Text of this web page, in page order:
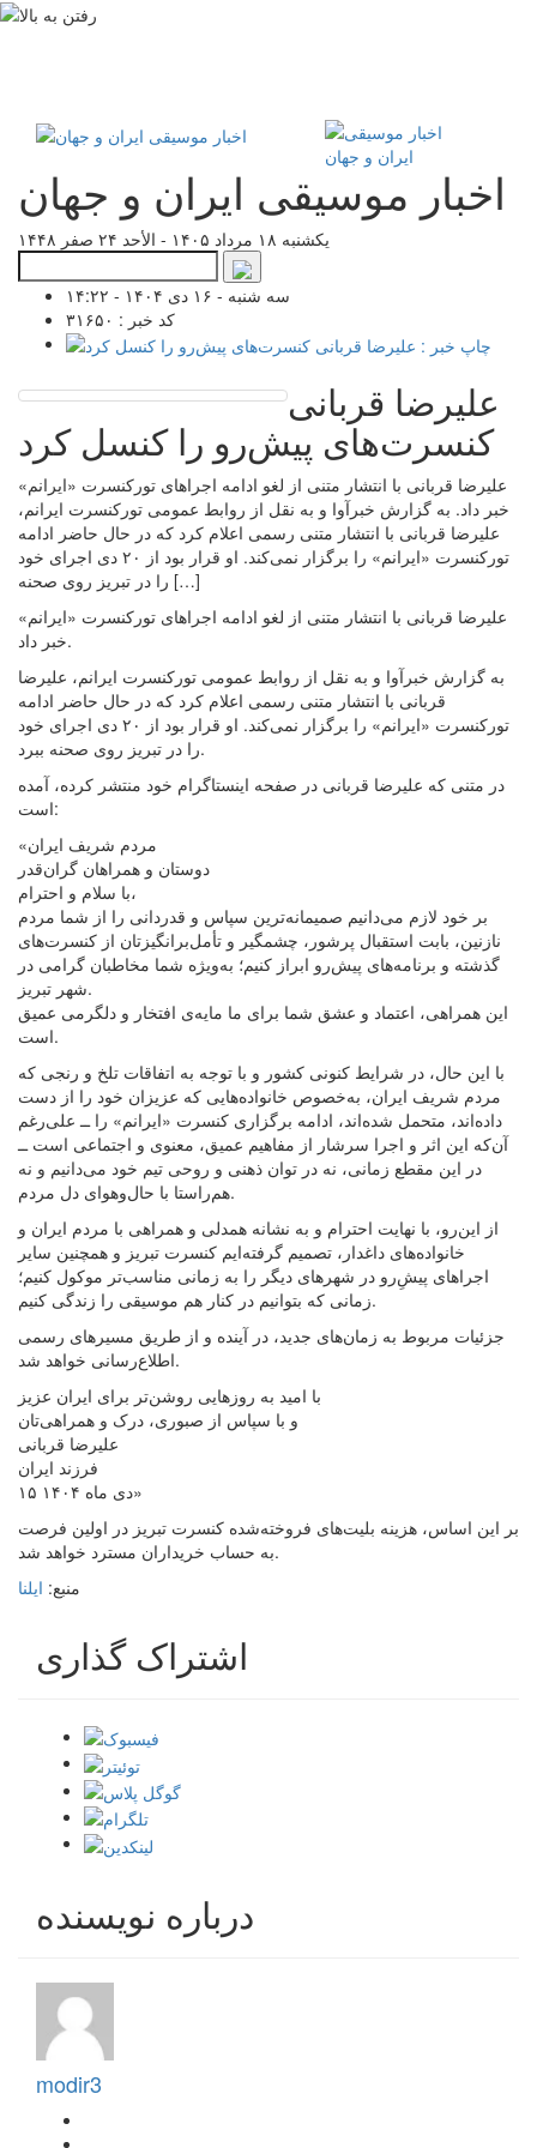
اخبار موسیقی ایران و جهان
یکشنبه ۱۸ مرداد ۱۴۰۵ - الأحد ۲۴ صفر ۱۴۴۸
سه شنبه - ۱۶ دی ۱۴۰۴ - ۱۴:۲۲
کد خبر : ۳۱۶۵۰
علیرضا قربانی
کنسرت‌های پیش‌رو را کنسل کرد
علیرضا قربانی با انتشار متنی از لغو ادامه اجراهای تورکنسرت «ایرانم»
خبر داد. به گزارش خبرآوا و به نقل از روابط عمومی تورکنسرت ایرانم،
علیرضا قربانی با انتشار متنی رسمی اعلام کرد که در حال حاضر ادامه
تورکنسرت «ایرانم» را برگزار نمی‌کند. او قرار بود از ۲۰ دی اجرای خود
را در تبریز روی صحنه […]
علیرضا قربانی با انتشار متنی از لغو ادامه اجراهای تورکنسرت «ایرانم»
خبر داد.
به گزارش خبرآوا و به نقل از روابط عمومی تورکنسرت ایرانم، علیرضا
قربانی با انتشار متنی رسمی اعلام کرد که در حال حاضر ادامه
تورکنسرت «ایرانم» را برگزار نمی‌کند. او قرار بود از ۲۰ دی اجرای خود
را در تبریز روی صحنه ببرد.
در متنی که علیرضا قربانی در صفحه اینستاگرام خود منتشر کرده، آمده
است:
«مردم شریف ایران
دوستان و همراهان گران‌قدر
با سلام و احترام،
بر خود لازم می‌دانیم صمیمانه‌ترین سپاس و قدردانی‌ را از شما مردم
نازنین، بابت استقبال پرشور، چشمگیر و تأمل‌برانگیزتان از کنسرت‌های
گذشته و برنامه‌های پیش‌رو ابراز کنیم؛ به‌ویژه شما مخاطبان گرامی در
شهر تبریز.
این همراهی، اعتماد و عشق شما برای ما مایه‌ی افتخار و دلگرمی عمیق
است.
با این حال، در شرایط کنونی کشور و با توجه به اتفاقات تلخ و رنجی که
مردم شریف ایران، به‌خصوص خانواده‌هایی که عزیزان خود را از دست
داده‌اند، متحمل شده‌اند، ادامه برگزاری کنسرت «ایرانم» را ــ علی‌رغم
آن‌که این اثر و اجرا سرشار از مفاهیم عمیق، معنوی و اجتماعی است ــ
در این مقطع زمانی، نه در توان ذهنی و روحی تیم خود می‌دانیم و نه
هم‌راستا با حال‌وهوای دل مردم.
از این‌رو، با نهایت احترام و به نشانه‌ همدلی و همراهی با مردم ایران و
خانواده‌های داغدار، تصمیم گرفته‌ایم کنسرت تبریز و همچنین سایر
اجراهای پیشِ‌رو در شهرهای دیگر را به زمانی مناسب‌تر موکول کنیم؛
زمانی که بتوانیم در کنار هم موسیقی را زندگی کنیم.
جزئیات مربوط به زمان‌های جدید، در آینده و از طریق مسیرهای رسمی
اطلاع‌رسانی خواهد شد.
با امید به روزهایی روشن‌تر برای ایران عزیز
و با سپاس از صبوری، درک و همراهی‌تان
علیرضا قربانی
۱۵ دی ماه ۱۴۰۴»
بر این اساس، هزینه بلیت‌های فروخته‌شده کنسرت تبریز در اولین فرصت
به حساب خریداران مسترد خواهد شد.
منبع: ایلنا
اشتراک گذاری
درباره نویسنده
modir3